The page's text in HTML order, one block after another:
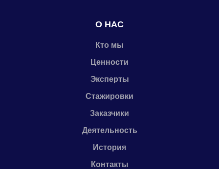
О НАС
Кто мы
Ценности
Эксперты
Стажировки
Заказчики
Деятельность
История
Контакты